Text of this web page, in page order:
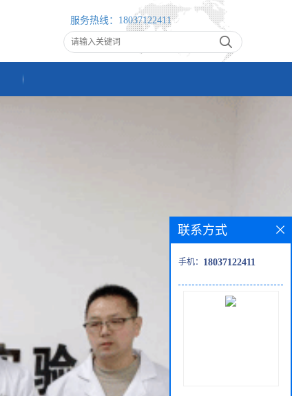
服务热线： 18037122411
联系方式
手机： 18037122411